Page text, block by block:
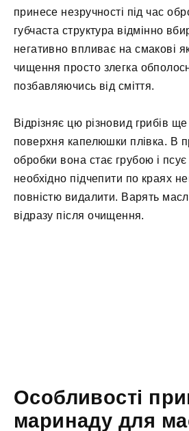
принесе незручності під час
губчаста структура відмінно
негативно впливає на смакові
чищення просто злегка
позбавляючись від сміття.
Відрізняє цю різновид грибів
поверхня капелюшки плівка. В
обробки вона стає грубою і псує
необхідно підчепити по краях
повністю видалити. Варять
відразу після очищення.
Особливості
маринаду для